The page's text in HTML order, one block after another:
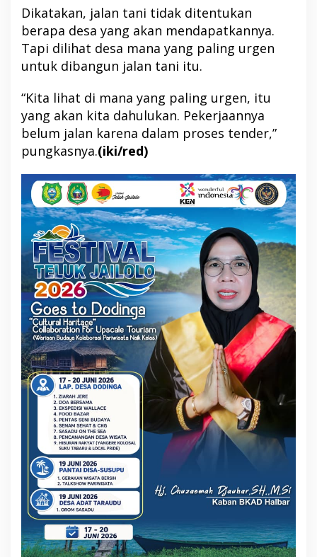
Dikatakan, jalan tani tidak ditentukan
berapa desa yang akan mendapatkannya.
Tapi dilihat desa mana yang paling urgen
untuk dibangun jalan tani itu.
“Kita lihat di mana yang paling urgen, itu
yang akan kita dahulukan. Pekerjaannya
belum jalan karena dalam proses tender,”
pungkasnya.(iki/red)